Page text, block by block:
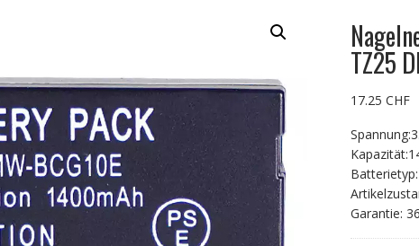
TZ25
17.25 CHF
Garantie: